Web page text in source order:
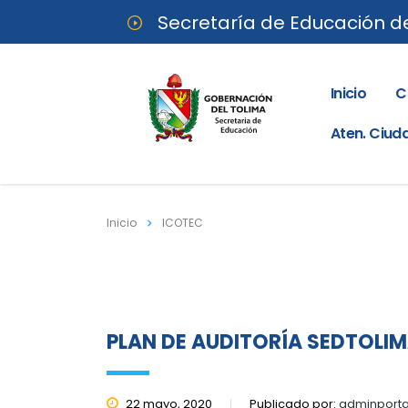
Secretaría de Educación
Inicio
Aten.
Inicio ICOTEC
PLAN DE AUDITORÍA
22 mayo, 2020 Publicado por: